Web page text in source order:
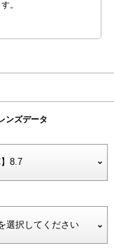
。
ンズデータ